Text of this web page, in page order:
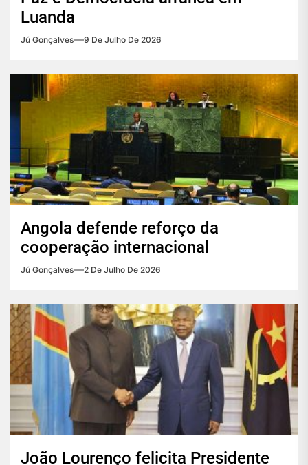
Luanda
Jú Gonçalves 9 De Julho De 2026
Angola defende reforço da
cooperação internacional
Jú Gonçalves 2 De Julho De 2026
João Lourenço felicita Presidente